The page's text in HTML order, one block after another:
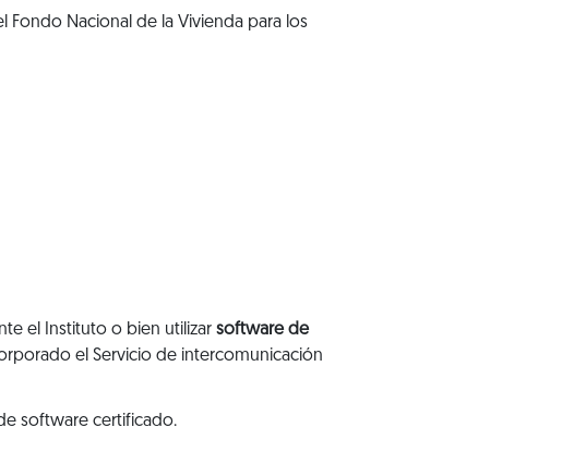
Nacional de la Vivienda para los
el Instituto o bien utilizar software de
el Servicio de intercomunicación
software certificado.